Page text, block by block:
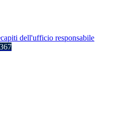
dell'ufficio responsabile
367